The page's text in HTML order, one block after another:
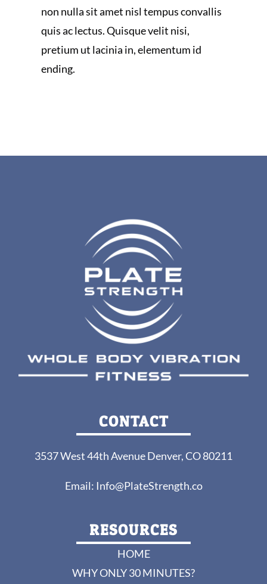
non nulla sit amet nisl tempus convallis
quis ac lectus. Quisque velit nisi,
pretium ut lacinia in, elementum id
ending.
CONTACT
3537 West 44th Avenue Denver, CO 80211
Email: Info@PlateStrength.co
RESOURCES
HOME
WHY ONLY 30 MINUTES?